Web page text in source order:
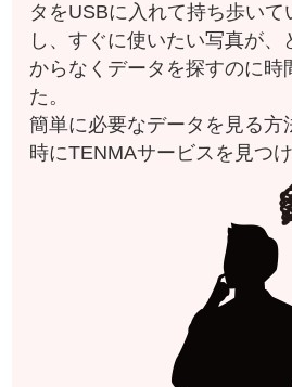
タをUSBに入れて持ち歩いて
し、すぐに使いたい写真が、
からなくデータを探すのに時
た。
簡単に必要なデータを見る方
時にTENMAサービスを見つけ